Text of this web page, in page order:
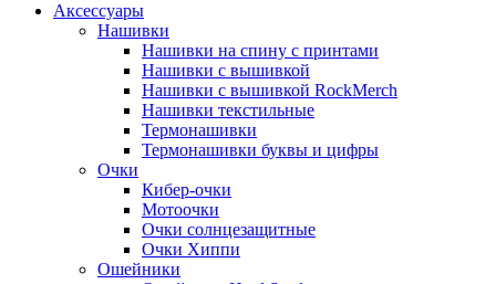
Аксессуары
Нашивки
Нашивки на спину с принтами
Нашивки с вышивкой
Нашивки с вышивкой RockMerch
Нашивки текстильные
Термонашивки
Термонашивки буквы и цифры
Очки
Кибер-очки
Мотоочки
Очки солнцезащитные
Очки Хиппи
Ошейники